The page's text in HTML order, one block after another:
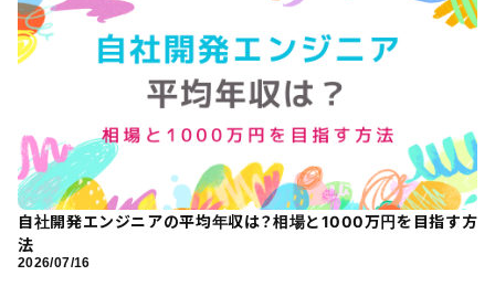
自社開発エンジニアの平均年収は？相場と1000万円を目指す方
法
2026/07/16